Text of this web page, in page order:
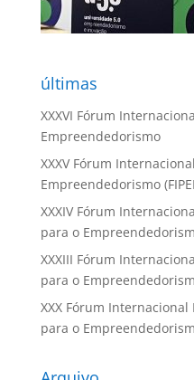
últimas
XXXVI Fórum
Empreendedorismo
XXXV Fórum
Empreendedorismo
XXXIV Fórum
para o
XXXIII Fórum
para o
XXX Fórum
para o